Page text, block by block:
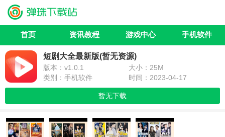
首页 资讯教程 游戏中心 手机软件
短剧大全最新版(暂无资源)
版本：v1.0.1
大小：25M
类别：手机软件
时间：2023-04-17
暂无下载